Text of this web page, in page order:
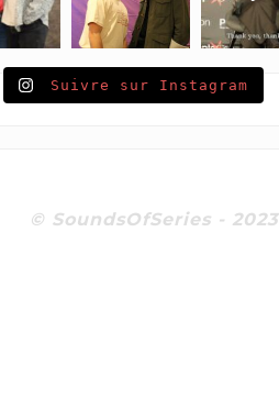
Suivre sur Instagram
© SoundsOfSeries - 2023